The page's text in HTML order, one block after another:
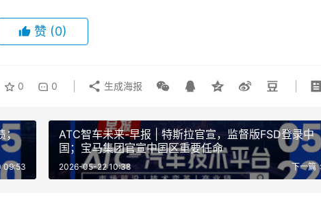
副主任王新双与海克斯康制造智能大中华区执行总裁郝健分别从
会委员，国家产业基础专家委员会副主任，中国标准化专家委员
测量体系，为强国建设提供硬核支撑。中国工程院院士，国家计
精密光电仪器工程研究所教授、博士生导师、所长，仪器科学与
以《新一代国家测量体系与质量强国建设》为题，分析了精密测
赞 (0)
0 0 生成海报
；
09:53
ATC智车未来-早报 | 特斯拉官宣，监督版FSD登录中
国；宝马集团官宣中国区重要任命
下一篇
2026-05-22 10:38